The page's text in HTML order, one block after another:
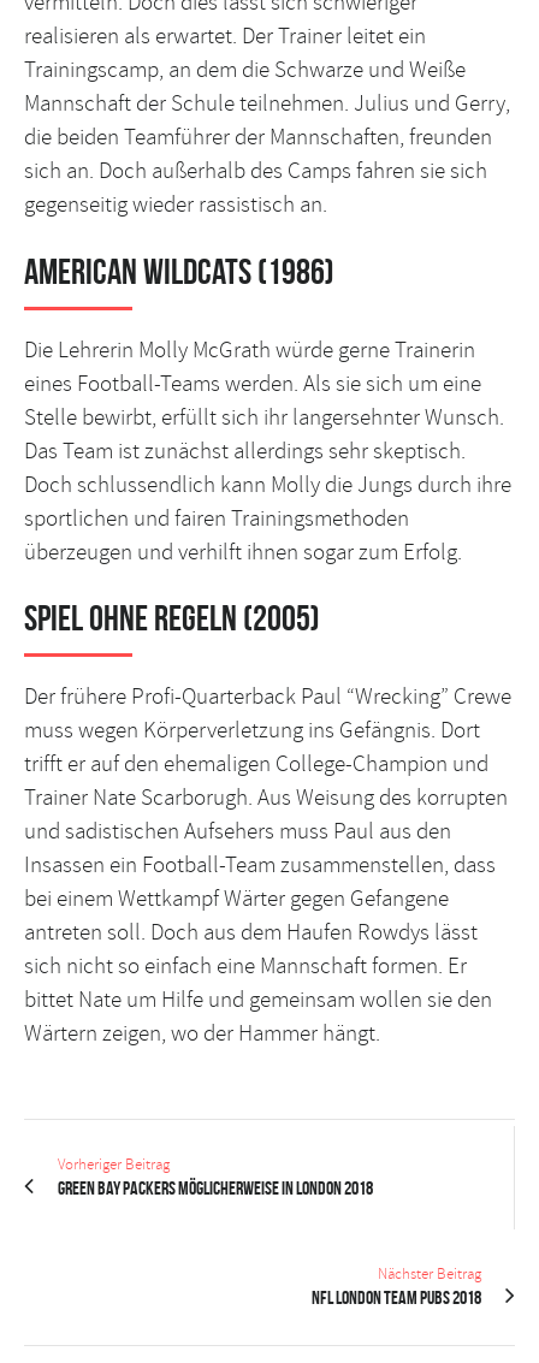
realisieren als erwartet. Der Trainer leitet ein
Trainingscamp, an dem die Schwarze und Weiße
Mannschaft der Schule teilnehmen. Julius und Gerry,
die beiden Teamführer der Mannschaften, freunden
sich an. Doch außerhalb des Camps fahren sie sich
gegenseitig wieder rassistisch an.
American Wildcats (1986)
Die Lehrerin Molly McGrath würde gerne Trainerin
eines Football-Teams werden. Als sie sich um eine
Stelle bewirbt, erfüllt sich ihr langersehnter Wunsch.
Das Team ist zunächst allerdings sehr skeptisch.
Doch schlussendlich kann Molly die Jungs durch ihre
sportlichen und fairen Trainingsmethoden
überzeugen und verhilft ihnen sogar zum Erfolg.
Spiel ohne Regeln (2005)
Der frühere Profi-Quarterback Paul “Wrecking” Crewe
muss wegen Körperverletzung ins Gefängnis. Dort
trifft er auf den ehemaligen College-Champion und
Trainer Nate Scarborugh. Aus Weisung des korrupten
und sadistischen Aufsehers muss Paul aus den
Insassen ein Football-Team zusammenstellen, dass
bei einem Wettkampf Wärter gegen Gefangene
antreten soll. Doch aus dem Haufen Rowdys lässt
sich nicht so einfach eine Mannschaft formen. Er
bittet Nate um Hilfe und gemeinsam wollen sie den
Wärtern zeigen, wo der Hammer hängt.
Vorheriger Beitrag
Green Bay Packers möglicherweise in London 2018
Nächster Beitrag
NFL London Team Pubs 2018